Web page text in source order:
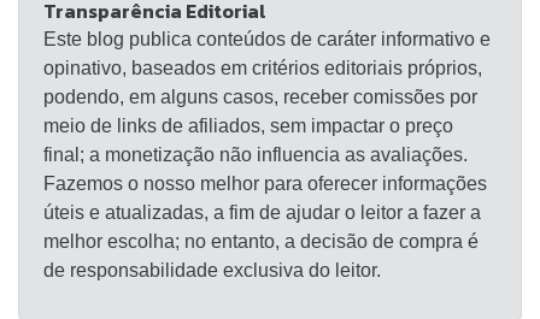
Transparência Editorial
Este blog publica conteúdos de caráter informativo e
opinativo, baseados em critérios editoriais próprios,
podendo, em alguns casos, receber comissões por
meio de links de afiliados, sem impactar o preço
final; a monetização não influencia as avaliações.
Fazemos o nosso melhor para oferecer informações
úteis e atualizadas, a fim de ajudar o leitor a fazer a
melhor escolha; no entanto, a decisão de compra é
de responsabilidade exclusiva do leitor.